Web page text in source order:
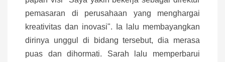
pemasaran di perusahaan yang menghargai
kreativitas dan inovasi". Ia lalu membayangkan
dirinya unggul di bidang tersebut, dia merasa
puas dan dihormati. Sarah lalu memperbarui